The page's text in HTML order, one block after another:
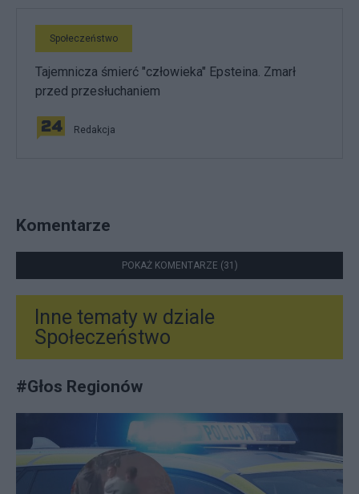
Społeczeństwo
Tajemnicza śmierć "człowieka" Epsteina. Zmarł
przed przesłuchaniem
Redakcja
Komentarze
POKAŻ KOMENTARZE (31)
Inne tematy w dziale
Społeczeństwo
#Głos Regionów